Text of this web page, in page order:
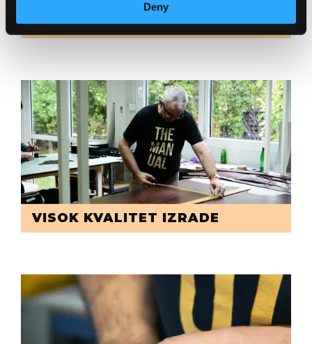
Deny
KOŽA VRHUNSKOG KVALITETA
VISOK KVALITET IZRADE